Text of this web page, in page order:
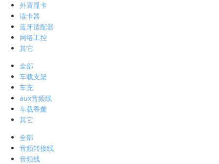
外置显卡
读卡器
蓝牙适配器
网络工控
其它
全部
车载支架
车充
aux音频线
车载香薰
其它
全部
音频转接线
音频线